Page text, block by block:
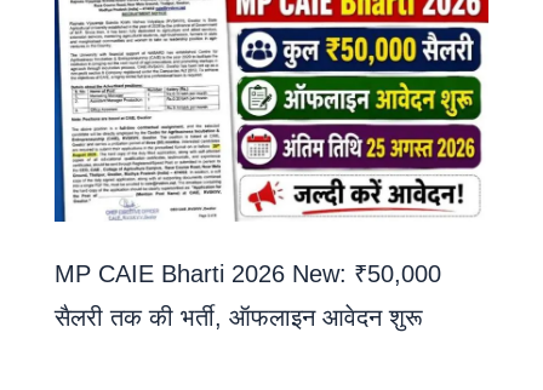
MP CAIE Bharti 2026 New: ₹50,000
सैलरी तक की भर्ती, ऑफलाइन आवेदन शुरू